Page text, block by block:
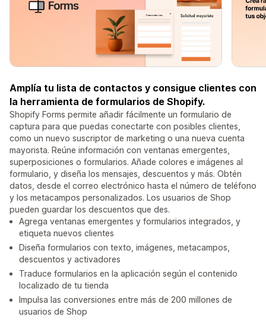
Amplía tu lista de contactos y consigue clientes con
la herramienta de formularios de Shopify.
Shopify Forms permite añadir fácilmente un formulario de
captura para que puedas conectarte con posibles clientes,
como un nuevo suscriptor de marketing o una nueva cuenta
mayorista. Reúne información con ventanas emergentes,
superposiciones o formularios. Añade colores e imágenes al
formulario, y diseña los mensajes, descuentos y más. Obtén
datos, desde el correo electrónico hasta el número de teléfono
y los metacampos personalizados. Los usuarios de Shop
pueden guardar los descuentos que des.
Agrega ventanas emergentes y formularios integrados, y
etiqueta nuevos clientes
Diseña formularios con texto, imágenes, metacampos,
descuentos y activadores
Traduce formularios en la aplicación según el contenido
localizado de tu tienda
Impulsa las conversiones entre más de 200 millones de
usuarios de Shop